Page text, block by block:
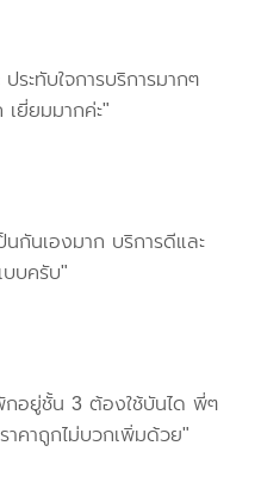
ระทับใจการบริการมากๆ
เยี่ยมมากค่ะ"
กันเองมาก บริการดีและ
บบครับ"
อยู่ชั้น 3 ต้องใช้บันได พี่ๆ
าคาถูกไม่บวกเพิ่มด้วย"